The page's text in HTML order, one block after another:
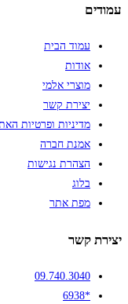
עמודים
עמוד הבית
אודות
מוצרי אלמי
יצירת קשר
מדיניות ופרטיות
אמנת חברה
הצהרת נגישות
בלוג
מפת אתר
יצירת קשר
09.740.3040
*6938